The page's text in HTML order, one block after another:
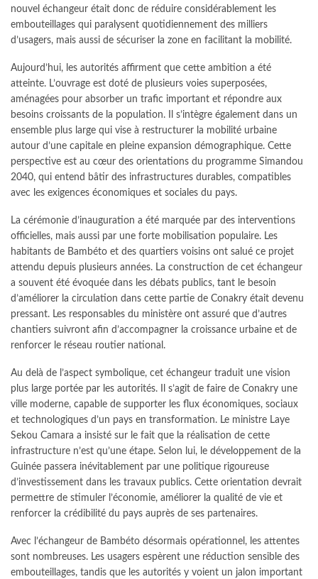
nouvel échangeur était donc de réduire considérablement les
embouteillages qui paralysent quotidiennement des milliers
d’usagers, mais aussi de sécuriser la zone en facilitant la mobilité.
Aujourd’hui, les autorités affirment que cette ambition a été
atteinte. L’ouvrage est doté de plusieurs voies superposées,
aménagées pour absorber un trafic important et répondre aux
besoins croissants de la population. Il s’intègre également dans un
ensemble plus large qui vise à restructurer la mobilité urbaine
autour d’une capitale en pleine expansion démographique. Cette
perspective est au cœur des orientations du programme Simandou
2040, qui entend bâtir des infrastructures durables, compatibles
avec les exigences économiques et sociales du pays.
La cérémonie d’inauguration a été marquée par des interventions
officielles, mais aussi par une forte mobilisation populaire. Les
habitants de Bambéto et des quartiers voisins ont salué ce projet
attendu depuis plusieurs années. La construction de cet échangeur
a souvent été évoquée dans les débats publics, tant le besoin
d’améliorer la circulation dans cette partie de Conakry était devenu
pressant. Les responsables du ministère ont assuré que d’autres
chantiers suivront afin d’accompagner la croissance urbaine et de
renforcer le réseau routier national.
Au delà de l’aspect symbolique, cet échangeur traduit une vision
plus large portée par les autorités. Il s’agit de faire de Conakry une
ville moderne, capable de supporter les flux économiques, sociaux
et technologiques d’un pays en transformation. Le ministre Laye
Sekou Camara a insisté sur le fait que la réalisation de cette
infrastructure n’est qu’une étape. Selon lui, le développement de la
Guinée passera inévitablement par une politique rigoureuse
d’investissement dans les travaux publics. Cette orientation devrait
permettre de stimuler l’économie, améliorer la qualité de vie et
renforcer la crédibilité du pays auprès de ses partenaires.
Avec l’échangeur de Bambéto désormais opérationnel, les attentes
sont nombreuses. Les usagers espèrent une réduction sensible des
embouteillages, tandis que les autorités y voient un jalon important